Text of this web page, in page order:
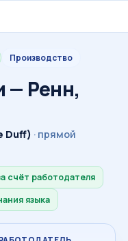
Производство
— Ренн,
Duff) · прямой
счёт работодателя
языка